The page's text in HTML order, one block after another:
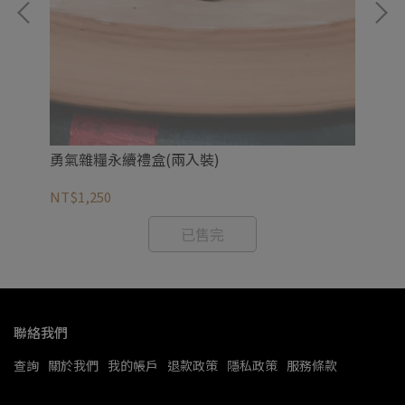
勇氣雜糧永續禮盒(兩入裝)
NT$1,250
已售完
聯絡我們
查詢 關於我們 我的帳戶 退款政策 隱私政策 服務條款